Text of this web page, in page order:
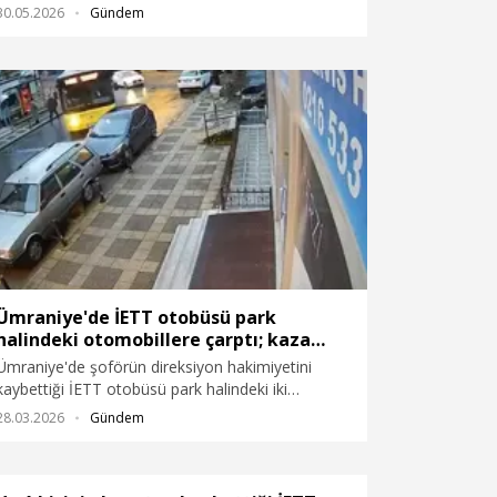
şoförüne elindeki cismi fırlattı. Otobüsün
Gündem
İETT otobüsü park
otomobillere çarptı; kaza
şoförün direksiyon hakimiyetini
İETT otobüsü park halindeki iki
çarptı. Kaza çevredeki iş yerinin
Gündem